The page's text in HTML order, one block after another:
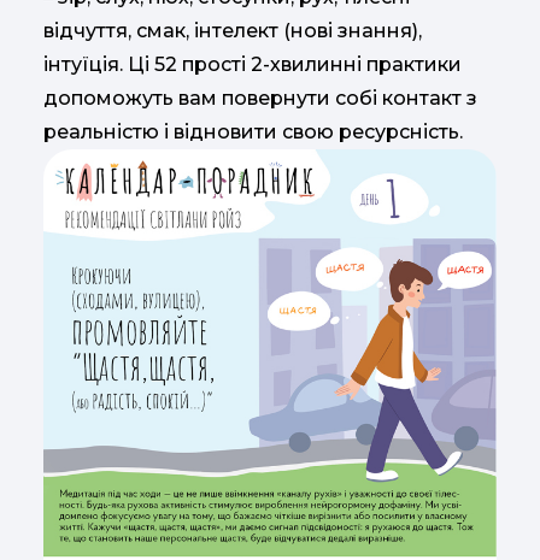
відчуття, смак, інтелект (нові знання),
інтуїція. Ці 52 прості 2-хвилинні практики
допоможуть вам повернути собі контакт з
реальністю і відновити свою ресурсність.